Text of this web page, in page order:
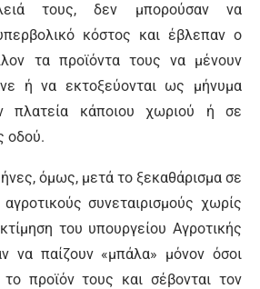
τους, δεν μπορούσαν να
κόστος και έβλεπαν ο
τα προϊόντα τους να μένουν
ή να εκτοξεύονται ως μήνυμα
πλατεία κάποιου χωριού ή σε
οδού.
όμως, μετά το ξεκαθάρισμα σε
συνεταιρισμούς χωρίς
του υπουργείου Αγροτικής
να παίζουν «μπάλα» μόνον όσοι
το προϊόν τους και σέβονται τον